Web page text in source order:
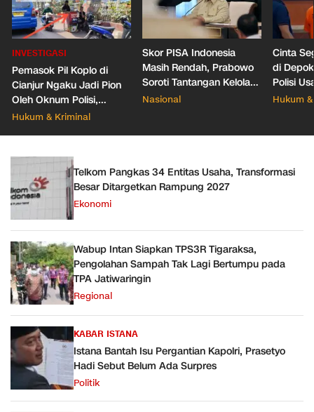
INVESTIGASI
Pemasok Pil Koplo di
Cianjur Ngaku Jadi Pion
Oleh Oknum Polisi,
Propam Mabes Polri
Hukum & Kriminal
Skor PISA Indonesia
Masih Rendah, Prabowo
Soroti Tantangan Kelola
388 Ribu Sekolah
Nasional
Cinta
di
Polisi
Pacar
Hukum
Telkom Pangkas 34 Entitas Usaha, Transformasi
Besar Ditargetkan Rampung 2027
Ekonomi
Wabup Intan Siapkan TPS3R Tigaraksa,
Pengolahan Sampah Tak Lagi Bertumpu pada
TPA Jatiwaringin
Regional
KABAR ISTANA
Istana Bantah Isu Pergantian Kapolri, Prasetyo
Hadi Sebut Belum Ada Surpres
Politik